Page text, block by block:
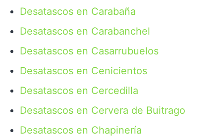
Desatascos en Carabaña
Desatascos en Carabanchel
Desatascos en Casarrubuelos
Desatascos en Cenicientos
Desatascos en Cercedilla
Desatascos en Cervera de Buitrago
Desatascos en Chapinería